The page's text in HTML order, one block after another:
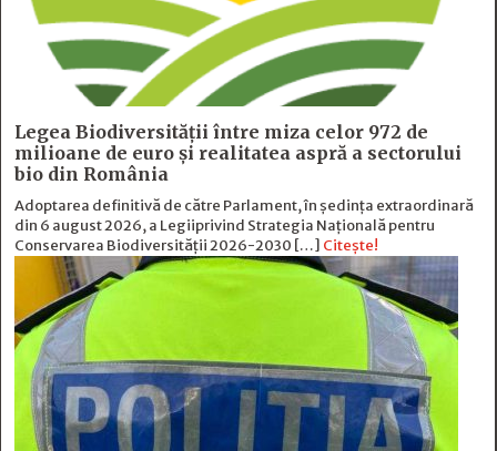
Legea Biodiversității între miza celor 972 de
milioane de euro și realitatea aspră a sectorului
bio din România
Adoptarea definitivă de către Parlament, în ședința extraordinară
din 6 august 2026, a Legiiprivind Strategia Națională pentru
Conservarea Biodiversității 2026-2030 […] Citește!